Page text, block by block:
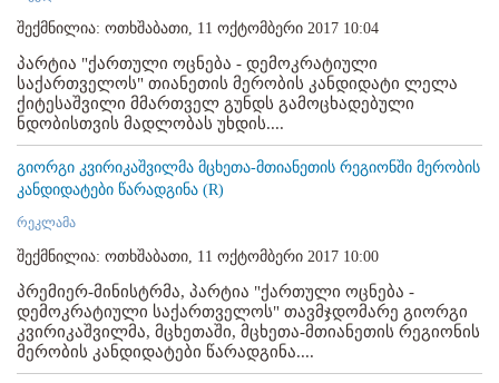
შექმნილია: ოთხშაბათი, 11 ოქტომბერი 2017 10:04
პარტია "ქართული ოცნება - დემოკრატიული
საქართველოს" თიანეთის მერობის კანდიდატი ლელა
ქიტესაშვილი მმართველ გუნდს გამოცხადებული
ნდობისთვის მადლობას უხდის....
გიორგი კვირიკაშვილმა მცხეთა-მთიანეთის რეგიონში მერობის
კანდიდატები წარადგინა (R)
რეკლამა
შექმნილია: ოთხშაბათი, 11 ოქტომბერი 2017 10:00
პრემიერ-მინისტრმა, პარტია "ქართული ოცნება -
დემოკრატიული საქართველოს" თავმჯდომარე გიორგი
კვირიკაშვილმა, მცხეთაში, მცხეთა-მთიანეთის რეგიონის
მერობის კანდიდატები წარადგინა....